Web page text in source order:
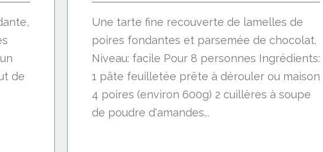
de
Une tarte fine recouverte de lamelles de
poires fondantes et parsemée de chocolat.
Niveau: facile Pour 8 personnes Ingrédients:
1 pâte feuilletée prête à dérouler ou maison
4 poires (environ 600g) 2 cuillères à soupe
de poudre d'amandes...